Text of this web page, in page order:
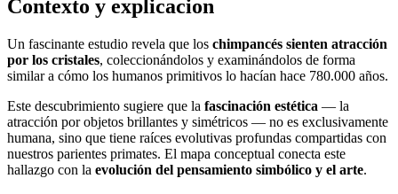
Contexto y explicacion
Un fascinante estudio revela que los chimpancés sienten atracción
por los cristales, coleccionándolos y examinándolos de forma
similar a cómo los humanos primitivos lo hacían hace 780.000 años.
Este descubrimiento sugiere que la fascinación estética — la
atracción por objetos brillantes y simétricos — no es exclusivamente
humana, sino que tiene raíces evolutivas profundas compartidas con
nuestros parientes primates. El mapa conceptual conecta este
hallazgo con la evolución del pensamiento simbólico y el arte.